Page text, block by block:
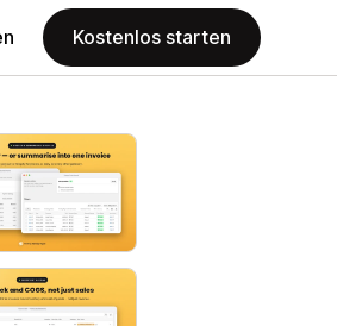
Kostenlos starten